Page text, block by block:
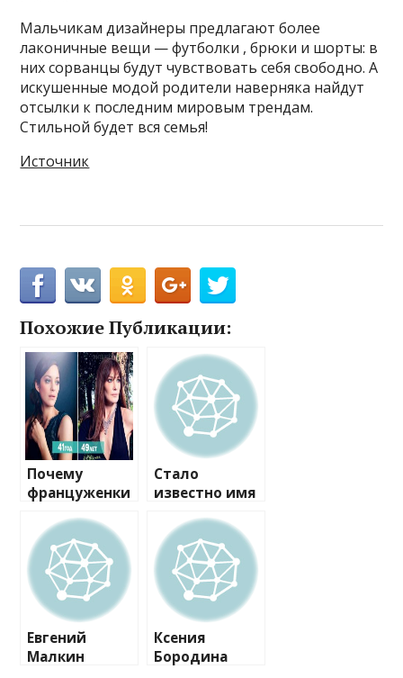
Мальчикам дизайнеры предлагают более
лаконичные вещи — футболки , брюки и шорты: в
них сорванцы будут чувствовать себя свободно. А
искушенные модой родители наверняка найдут
отсылки к последним мировым трендам.
Стильной будет вся семья!
Источник
Похожие Публикации:
Почему
француженки
медленнее
всех
Стало
известно имя
Собчак и
Максима
Виторгана
Евгений
Малкин
Ксения
Бородина